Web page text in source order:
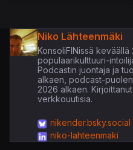
Niko Lähteenmäki
KonsoliFINissä
populaarikulttuuri-
Podcastin juontaja ja
alkaen, podcast-
2026 alkaen.
verkkouutisia.
nikender.bsky.social
niko-lahteenmaki